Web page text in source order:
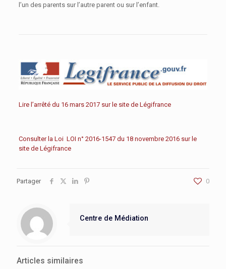
l’un des parents sur l’autre parent ou sur l’enfant.
Lire l’arrêté du 16 mars 2017 sur le site de Légifrance
Consulter la Loi LOI n° 2016-1547 du 18 novembre 2016 sur le
site de Légifrance
Partager 0
Centre de Médiation
Articles similaires